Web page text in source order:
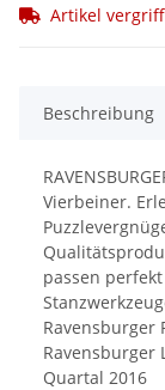
Artikel
Beschreibung
Vierbeiner.
passen
Ravensburger
Ravensburger
Quartal 2016